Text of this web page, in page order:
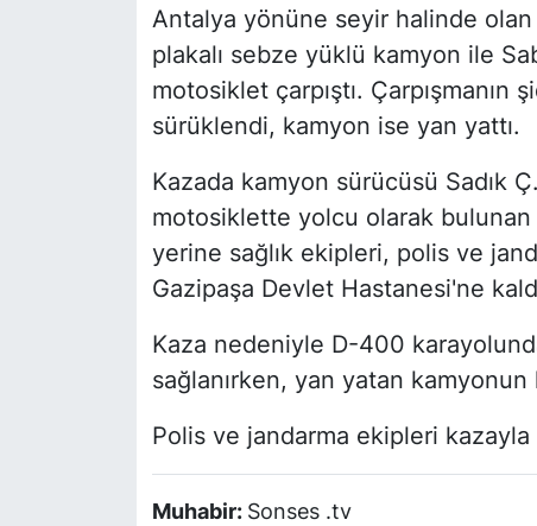
Antalya yönüne seyir halinde
plakalı sebze yüklü kamyon ile
motosiklet çarpıştı.
sürüklendi, kamyon ise yan yattı.
Kazada kamyon sürücüsü Sadık
motosiklette yolcu olarak
yerine sağlık ekipleri, polis ve
Gazipaşa Devlet Hastanesi'ne
Kaza nedeniyle D-400
sağlanırken, yan yatan kamyonun
Polis ve jandarma ekipleri
Muhabir: Sonses .tv